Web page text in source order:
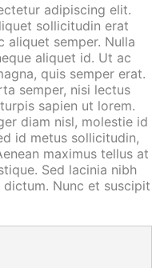
adipiscing elit.
sollicitudin erat
aliquet semper. Nulla
aliquet id. Ut ac
quis semper erat.
semper, nisi lectus
sapien ut lorem.
diam nisl, molestie id
id metus sollicitudin,
maximus tellus at
Sed lacinia nibh
Nunc et suscipit